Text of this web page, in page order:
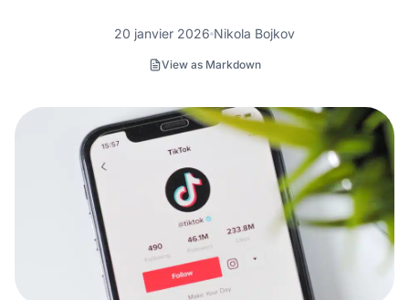
20 janvier 2026 Nikola Bojkov
View as Markdown